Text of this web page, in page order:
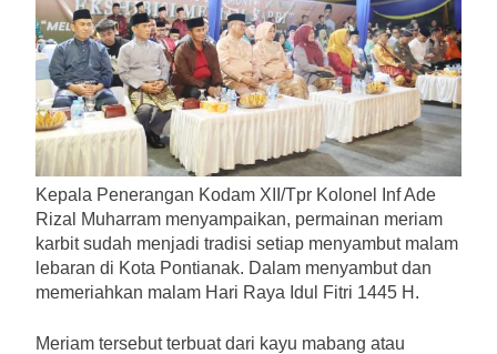
Kepala Penerangan Kodam XII/Tpr Kolonel Inf Ade
Rizal Muharram menyampaikan, permainan meriam
karbit sudah menjadi tradisi setiap menyambut malam
lebaran di Kota Pontianak. Dalam menyambut dan
memeriahkan malam Hari Raya Idul Fitri 1445 H.
Meriam tersebut terbuat dari kayu mabang atau